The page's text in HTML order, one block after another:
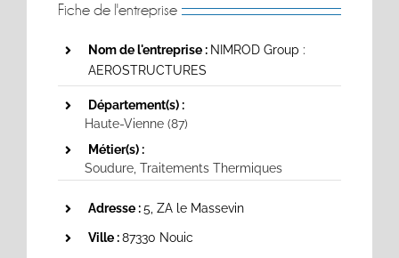
Fiche de l'entreprise
Nom de l'entreprise : NIMROD Group :
AEROSTRUCTURES
Département(s) :
Haute-Vienne (87)
Métier(s) :
Soudure, Traitements Thermiques
Adresse :5, ZA le Massevin
Ville :87330 Nouic